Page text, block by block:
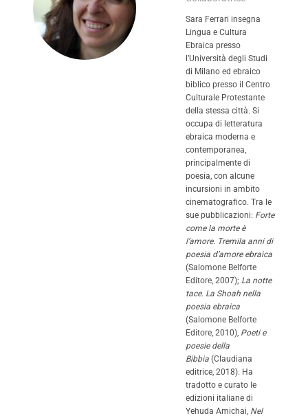
Sara Ferrari insegna
Lingua e Cultura
Ebraica presso
l’Università degli Studi
di Milano ed ebraico
biblico presso il Centro
Culturale Protestante
della stessa città. Si
occupa di letteratura
ebraica moderna e
contemporanea,
principalmente di
poesia, con alcune
incursioni in ambito
cinematografico. Tra le
sue pubblicazioni: Forte
come la morte è
l’amore. Tremila anni di
poesia d’amore ebraica
(Salomone Belforte
Editore, 2007); La notte
tace. La Shoah nella
poesia ebraica
(Salomone Belforte
Editore, 2010), Poeti e
poesie della
Bibbia (Claudiana
editrice, 2018). Ha
tradotto e curato le
edizioni italiane di
Yehuda Amichai, Nel